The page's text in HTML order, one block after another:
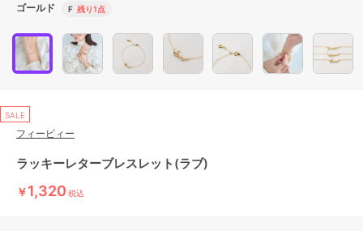
ゴールド F 残り1点
SALE
フィービィー
ラッキーレターブレスレット(ラブ)
￥1,320 税込